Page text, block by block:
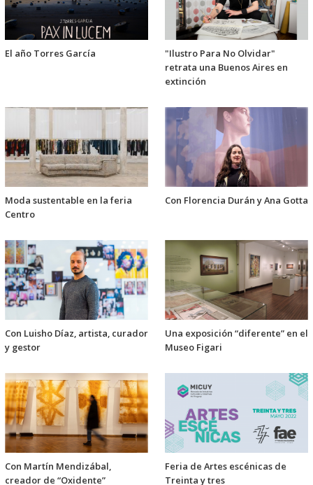
El año Torres García
"Ilustro Para No Olvidar"
retrata una Buenos Aires en
extinción
Moda sustentable en la feria
Centro
Con Florencia Durán y Ana Gotta
Con Luisho Díaz, artista, curador
y gestor
Una exposición “diferente” en el
Museo Figari
Con Martín Mendizábal,
creador de “Oxidente”
Feria de Artes escénicas de
Treinta y tres